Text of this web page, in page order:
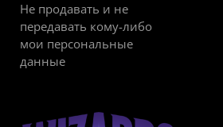
Не продавать и не
передавать кому-либо
мои персональные
данные